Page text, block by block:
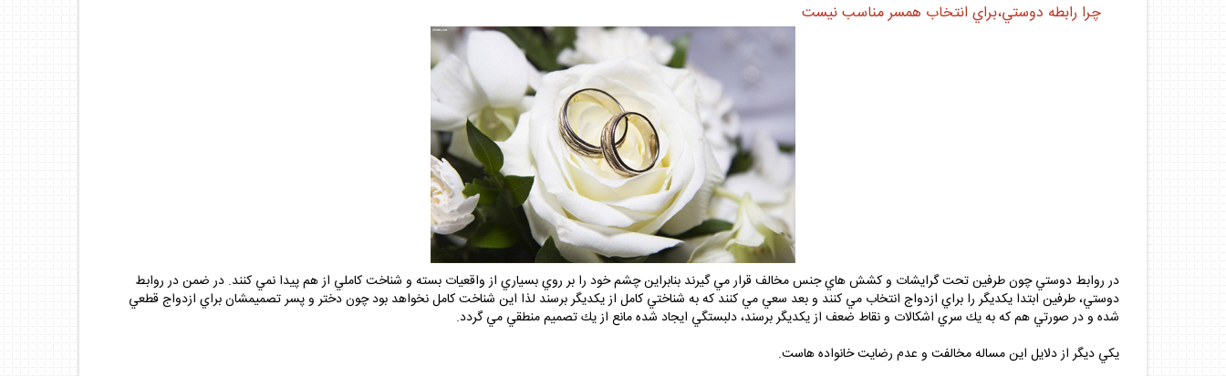
چرا رابطه دوستي،براي انتخاب همسر مناسب نيست
در روابط دوستي چون طرفين تحت گرايشات و كشش هاي جنس مخالف قرار مي گيرند بنابراين چشم خود را بر روي بسياري از واقعيات بسته و شناخت كاملي از هم پيدا نمي كنند. در ضمن در روابط
دوستي، طرفين ابتدا يكديگر را براي ازدواج انتخاب مي كنند و بعد سعي مي كنند كه به شناختي كامل از يكديگر برسند لذا اين شناخت كامل نخواهد بود چون دختر و پسر تصميمشان براي ازدواج قطعي
شده و در صورتي هم كه به يك سري اشكالات و نقاط ضعف از يكديگر برسند، دلبستگي ايجاد شده مانع از يك تصميم منطقي مي گردد.
يكي ديگر از دلايل اين مساله مخالفت و عدم رضايت خانواده هاست.